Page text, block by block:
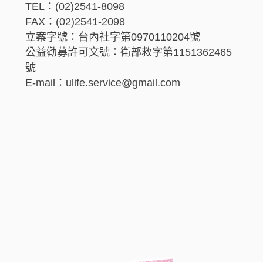
TEL：(02)2541-8098
FAX：(02)2541-2098
立案字號：台內社字第0970110204號
公益勸募許可文號：衛部救字第1151362465
號
E-mail：ulife.service@gmail.com